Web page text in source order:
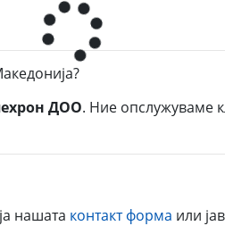
ДОО. Ние опслужуваме
нашата контакт форма или